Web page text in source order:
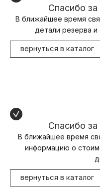
Спасибо
В ближайшее время
детали резерва и
вернуться в каталог
Спасибо
В ближайшее время
информацию о
вернуться в каталог